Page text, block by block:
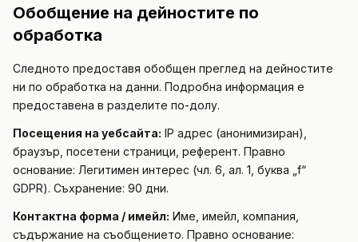
Обобщение на дейностите по
обработка
Следното предоставя обобщен преглед на дейностите
ни по обработка на данни. Подробна информация е
предоставена в разделите по-долу.
Посещения на уебсайта: IP адрес (анонимизиран),
браузър, посетени страници, референт. Правно
основание: Легитимен интерес (чл. 6, ал. 1, буква „f“
GDPR). Съхранение: 90 дни.
Контактна форма / имейл: Име, имейл, компания,
съдържание на съобщението. Правно основание: